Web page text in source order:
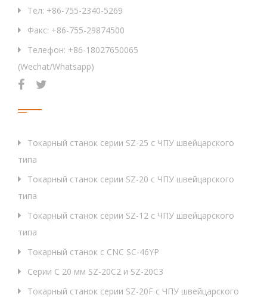
Тел: +86-755-2340-5269
Факс: +86-755-29874500
Телефон: +86-18027650065
(Wechat/Whatsapp)
Токарный станок серии SZ-25 с ЧПУ швейцарского
типа
Токарный станок серии SZ-20 с ЧПУ швейцарского
типа
Токарный станок серии SZ-12 с ЧПУ швейцарского
типа
Токарный станок с CNC SC-46YP
Серии C 20 мм SZ-20C2 и SZ-20C3
Токарный станок серии SZ-20F с ЧПУ швейцарского